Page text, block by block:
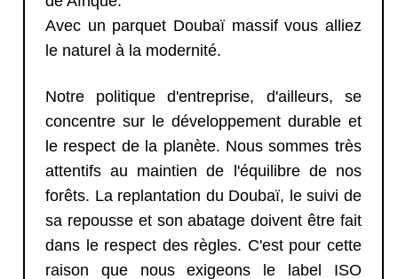
Avec un parquet Doubaï massif vous alliez
le naturel à la modernité.
Notre politique d'entreprise, d'ailleurs, se
concentre sur le développement durable et
le respect de la planète. Nous sommes très
attentifs au maintien de l'équilibre de nos
forêts. La replantation du Doubaï, le suivi de
sa repousse et son abatage doivent être fait
dans le respect des règles. C'est pour cette
raison que nous exigeons le label ISO